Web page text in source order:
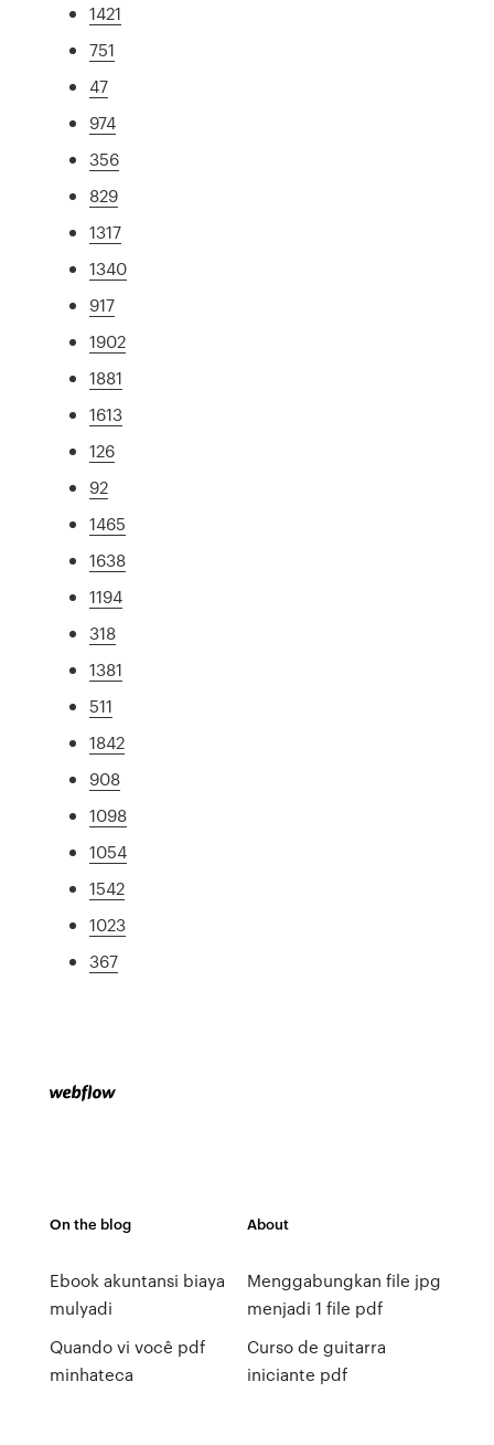
1421
751
47
974
356
829
1317
1340
917
1902
1881
1613
126
92
1465
1638
1194
318
1381
511
1842
908
1098
1054
1542
1023
367
On the blog
Ebook akuntansi biaya
mulyadi
Quando vi você pdf
minhateca
About
Menggabungkan file jpg
menjadi 1 file pdf
Curso de guitarra
iniciante pdf